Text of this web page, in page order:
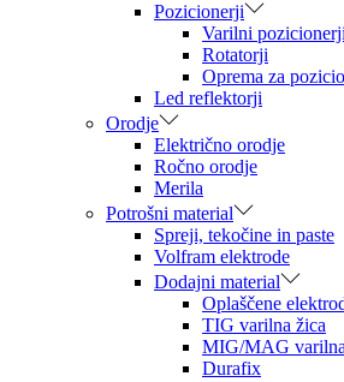
Pozicionerji
Varilni
Rotatorji
Oprema za
Led reflektorji
Orodje
Električno orodje
Ročno orodje
Merila
Potrošni material
Spreji, tekočine in paste
Volfram elektrode
Dodajni material
Oplaščene
TIG varilna žica
MIG/MAG
Durafix